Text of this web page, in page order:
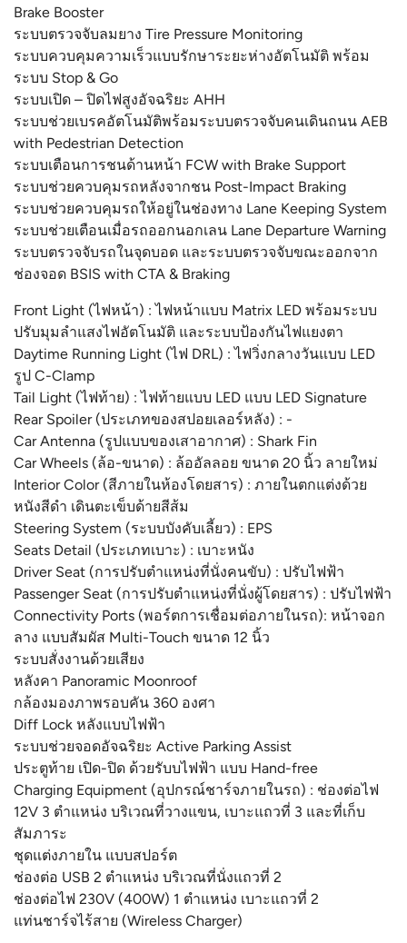
Brake Booster
ระบบตรวจจับลมยาง Tire Pressure Monitoring
ระบบควบคุมความเร็วแบบรักษาระยะห่างอัตโนมัติ พร้อม
ระบบ Stop & Go
ระบบเปิด – ปิดไฟสูงอัจฉริยะ AHH
ระบบช่วยเบรคอัตโนมัติพร้อมระบบตรวจจับคนเดินถนน AEB
with Pedestrian Detection
ระบบเตือนการชนด้านหน้า FCW with Brake Support
ระบบช่วยควบคุมรถหลังจากชน Post-Impact Braking
ระบบช่วยควบคุมรถให้อยู่ในช่องทาง Lane Keeping System
ระบบช่วยเตือนเมื่อรถออกนอกเลน Lane Departure Warning
ระบบตรวจจับรถในจุดบอด และระบบตรวจจับขณะออกจาก
ช่องจอด BSIS with CTA & Braking
Front Light (ไฟหน้า) : ไฟหน้าแบบ Matrix LED พร้อมระบบ
ปรับมุมลําแสงไฟอัตโนมัติ และระบบป้องกันไฟแยงตา
Daytime Running Light (ไฟ DRL) : ไฟวิ่งกลางวันแบบ LED
รูป C-Clamp
Tail Light (ไฟท้าย) : ไฟท้ายแบบ LED แบบ LED Signature
Rear Spoiler (ประเภทของสปอยเลอร์หลัง) : -
Car Antenna (รูปแบบของเสาอากาศ) : Shark Fin
Car Wheels (ล้อ-ขนาด) : ล้ออัลลอย ขนาด 20 นิ้ว ลายใหม่
Interior Color (สีภายในห้องโดยสาร) : ภายในตกแต่งด้วย
หนังสีดำ เดินตะเข็บด้ายสีส้ม
Steering System (ระบบบังคับเลี้ยว) : EPS
Seats Detail (ประเภทเบาะ) : เบาะหนัง
Driver Seat (การปรับตำแหน่งที่นั่งคนขับ) : ปรับไฟฟ้า
Passenger Seat (การปรับตำแหน่งที่นั่งผู้โดยสาร) : ปรับไฟฟ้า
Connectivity Ports (พอร์ตการเชื่อมต่อภายในรถ): หน้าจอก
ลาง แบบสัมผัส Multi-Touch ขนาด 12 นิ้ว
ระบบสั่งงานด้วยเสียง
หลังคา Panoramic Moonroof
กล้องมองภาพรอบคัน 360 องศา
Diff Lock หลังแบบไฟฟ้า
ระบบช่วยจอดอัจฉริยะ Active Parking Assist
ประตูท้าย เปิด-ปิด ด้วยรับบไฟฟ้า แบบ Hand-free
Charging Equipment (อุปกรณ์ชาร์จภายในรถ) : ช่องต่อไฟ
12V 3 ตําแหน่ง บริเวณที่วางแขน, เบาะแถวที่ 3 และที่เก็บ
สัมภาระ
ชุดแต่งภายใน แบบสปอร์ต
ช่องต่อ USB 2 ตำแหน่ง บริเวณที่นั่งแถวที่ 2
ช่องต่อไฟ 230V (400W) 1 ตําแหน่ง เบาะแถวที่ 2
แท่นชาร์จไร้สาย (Wireless Charger)